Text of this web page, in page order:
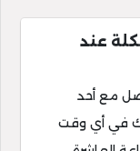
عند
مع أحد
في أي وقت